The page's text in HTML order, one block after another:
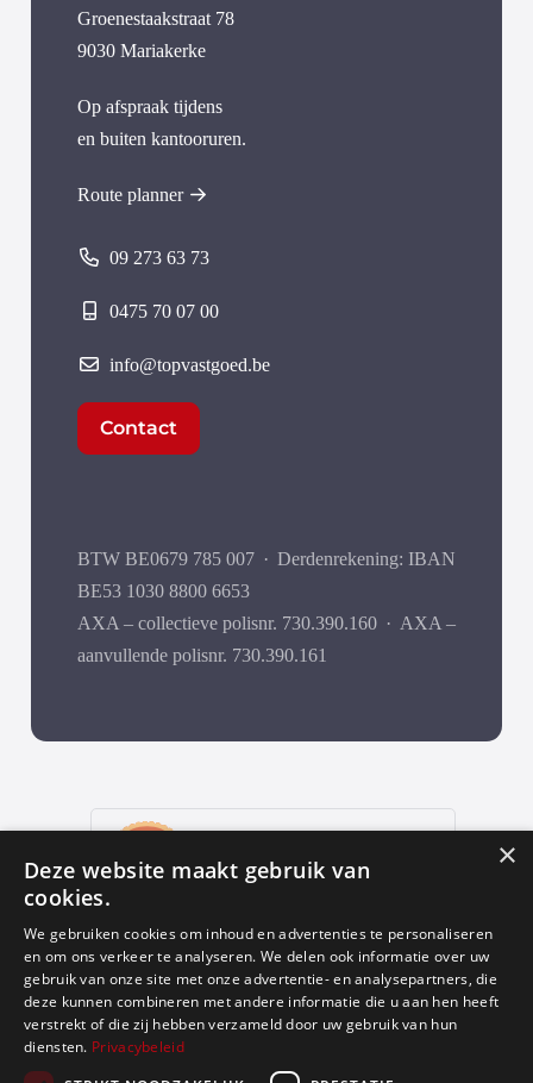
Groenestaakstraat 78
9030 Mariakerke
Op afspraak tijdens
en buiten kantooruren.
Route planner
09 273 63 73
0475 70 07 00
info@topvastgoed.be
Contact
BTW BE0679 785 007 · Derdenrekening: IBAN
BE53 1030 8800 6653
AXA – collectieve polisnr. 730.390.160 · AXA –
aanvullende polisnr. 730.390.161
652 reviews 9
Google Reviews
×
Deze website maakt gebruik van
cookies.
We gebruiken cookies om inhoud en advertenties te personaliseren
en om ons verkeer te analyseren. We delen ook informatie over uw
gebruik van onze site met onze advertentie- en analysepartners, die
deze kunnen combineren met andere informatie die u aan hen heeft
verstrekt of die zij hebben verzameld door uw gebruik van hun
diensten. Privacybeleid